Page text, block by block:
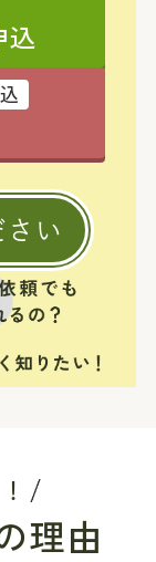
込
さい
理由